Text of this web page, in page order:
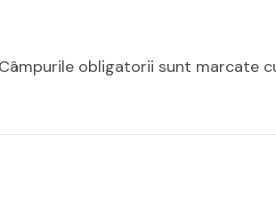
Câmpurile obligatorii sunt marcate